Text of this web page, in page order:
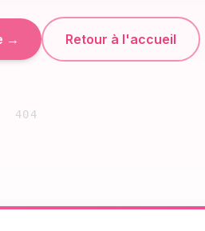
→ Retour à l'accueil
404